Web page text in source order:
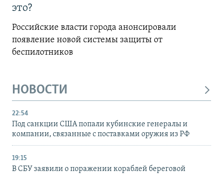
это?
Российские власти города анонсировали
появление новой системы защиты от
беспилотников
НОВОСТИ
22:54
Под санкции США попали кубинские генералы и
компании, связанные с поставками оружия из РФ
19:15
В СБУ заявили о поражении кораблей береговой